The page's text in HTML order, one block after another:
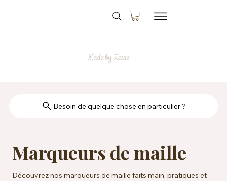
Made by Zazie
Marqueurs de maille
Découvrez nos marqueurs de maille faits main, pratiques et
Besoin de quelque chose en particulier ?